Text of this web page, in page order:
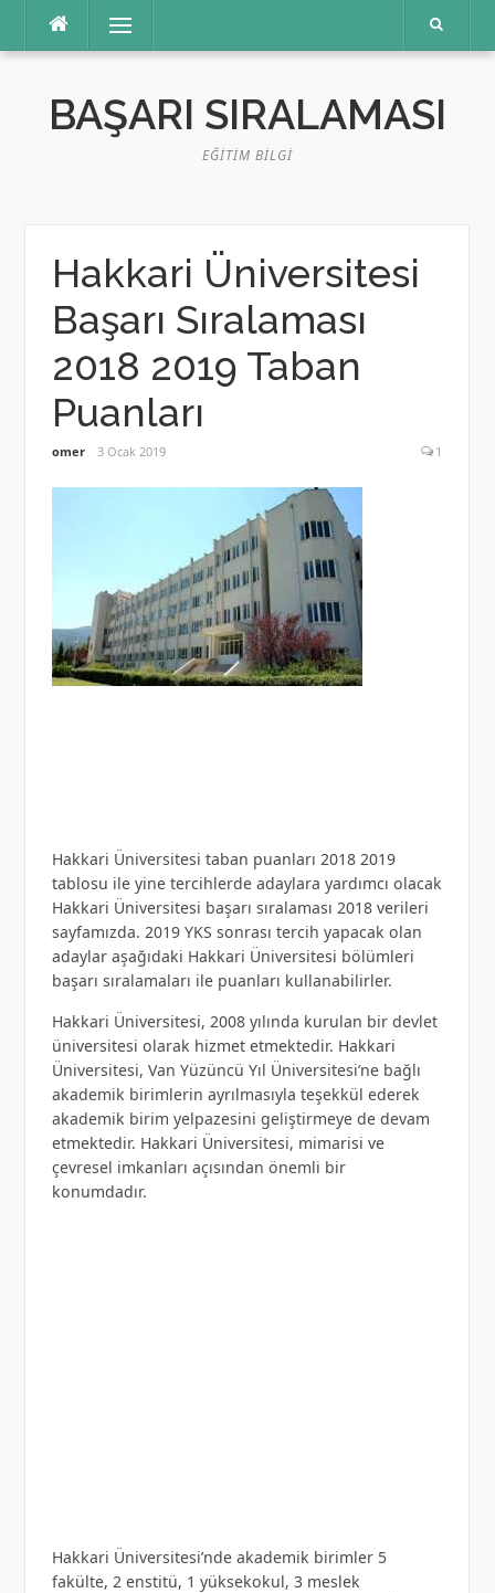
Menü
BAŞARI SIRALAMASI
EĞITIM BILGI
Hakkari Üniversitesi
Başarı Sıralaması
2018 2019 Taban
Puanları
omer 3 Ocak 2019 1
Hakkari Üniversitesi taban puanları 2018 2019
tablosu ile yine tercihlerde adaylara yardımcı olacak
Hakkari Üniversitesi başarı sıralaması 2018 verileri
sayfamızda. 2019 YKS sonrası tercih yapacak olan
adaylar aşağıdaki Hakkari Üniversitesi bölümleri
başarı sıralamaları ile puanları kullanabilirler.
Hakkari Üniversitesi, 2008 yılında kurulan bir devlet
üniversitesi olarak hizmet etmektedir. Hakkari
Üniversitesi, Van Yüzüncü Yıl Üniversitesi’ne bağlı
akademik birimlerin ayrılmasıyla teşekkül ederek
akademik birim yelpazesini geliştirmeye de devam
etmektedir. Hakkari Üniversitesi, mimarisi ve
çevresel imkanları açısından önemli bir
konumdadır.
Hakkari Üniversitesi’nde akademik birimler 5
fakülte, 2 enstitü, 1 yüksekokul, 3 meslek